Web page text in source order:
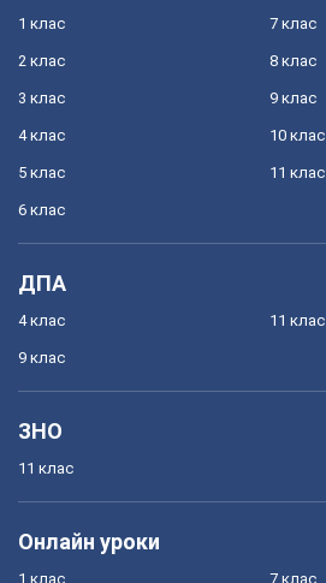
1 клас
2 клас
3 клас
4 клас
5 клас
6 клас
7 клас
8 клас
9 клас
10 клас
11 клас
ДПА
4 клас
9 клас
11 клас
ЗНО
11 клас
Онлайн уроки
1 клас 7 клас